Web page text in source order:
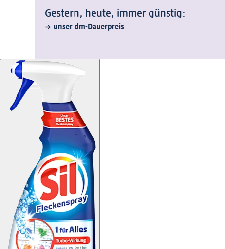
Gestern, heute, immer günstig:
unser dm-Dauerpreis